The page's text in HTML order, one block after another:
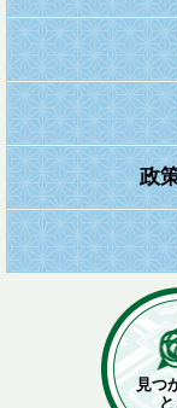
政
見つ